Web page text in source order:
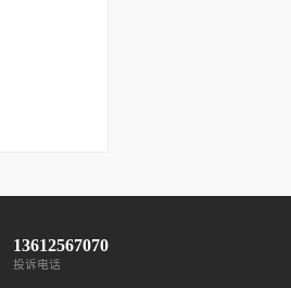
13612567070
投诉电话